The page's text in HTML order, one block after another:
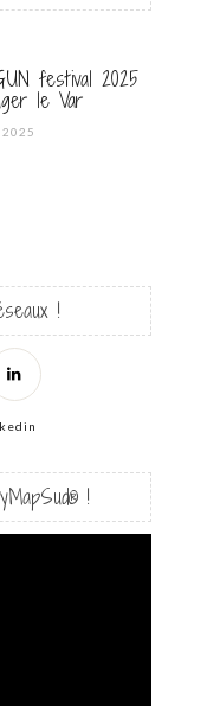
festival 2025
le Var
!
!